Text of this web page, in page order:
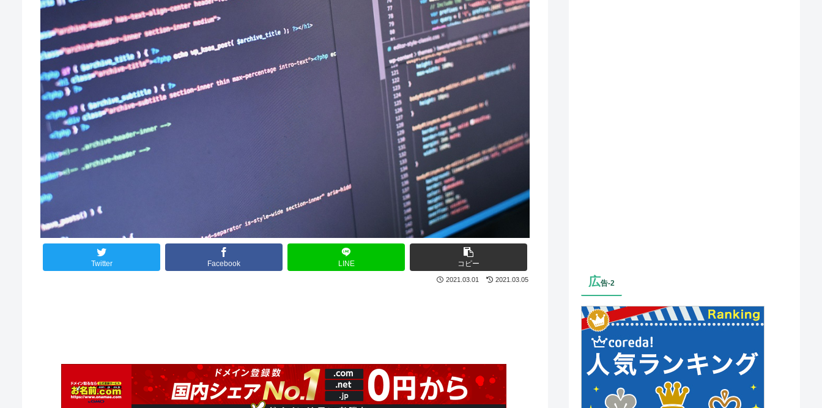
Twitter Facebook LINE コピー
2021.03.05
2021.03.01 広告-2